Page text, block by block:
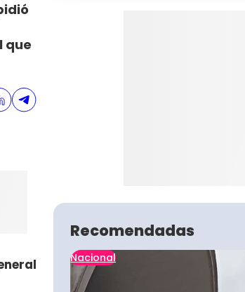
que
Recomendadas
Nacional